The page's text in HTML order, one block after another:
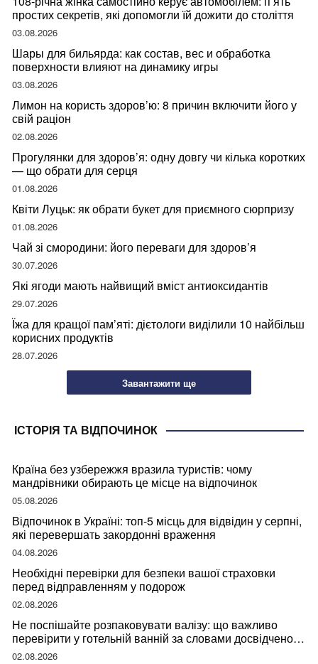
простих секретів, які допомогли їй дожити до століття
03.08.2026
Шары для бильярда: как состав, вес и обработка
поверхности влияют на динамику игры
03.08.2026
Лимон на користь здоров’ю: 8 причин включити його у
свій раціон
02.08.2026
Прогулянки для здоров’я: одну довгу чи кілька коротких
— що обрати для серця
01.08.2026
Квіти Луцьк: як обрати букет для приємного сюрпризу
01.08.2026
Чай зі смородини: його переваги для здоров’я
30.07.2026
Які ягоди мають найвищий вміст антиоксидантів
29.07.2026
Їжа для кращої пам’яті: дієтологи виділили 10 найбільш
корисних продуктів
28.07.2026
Завантажити ще
ІСТОРІЯ ТА ВІДПОЧИНОК
Країна без узбережжя вразила туристів: чому
мандрівники обирають це місце на відпочинок
05.08.2026
Відпочинок в Україні: топ-5 місць для відвідин у серпні,
які перевершать закордонні враження
04.08.2026
Необхідні перевірки для безпеки вашої страховки
перед відправленням у подорож
02.08.2026
Не поспішайте розпаковувати валізу: що важливо
перевірити у готельній ванній за словами досвідченої
мандрівниці
02.08.2026